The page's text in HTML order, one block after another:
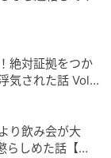
つ こ う」を
しよう
絶対証拠をつか
気された話 Vol.
り飲み会が大
しめた話【第1